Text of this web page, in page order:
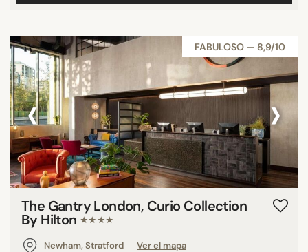
FABULOSO — 8,9/10
‹ ›
The Gantry London, Curio Collection
By Hilton ★★★★
Newham, Stratford
Ver el mapa